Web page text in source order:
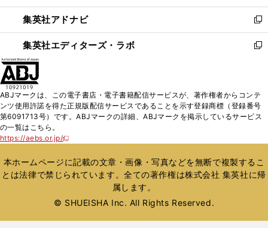
開
く
ウ
で
開
く
ン
ド
ウ
で
ウ
ィ
ン
ド
く
集英社アドナビ
新
し
い
ド
ウ
で
集英社エディターズ・ラボ
新
ィ
ン
ド
開
く
ABJマークは、この電子書店・電子書籍配信サービスが、著作権者からコンテ
ンツ使用許諾を得た正規版配信サービスであることを示す登録商標（登録番号
第6091713号）です。ABJマークの詳細、ABJマークを掲示しているサービス
の一覧はこちら。
https://aebs.or.jp/
新
い
ウ
ィ
ウ
本ホームページに記載の文章・画像・写真などを無断で複製するこ
とは法律で禁じられています。全ての著作権は株式会社 集英社に帰
属します。
© SHUEISHA Inc. All Rights Reserved.